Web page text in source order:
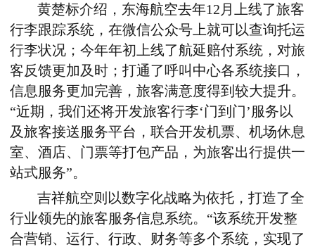
黄楚标介绍，东海航空去年12月上线了旅客
行李跟踪系统，在微信公众号上就可以查询托运
行李状况；今年年初上线了航延赔付系统，对旅
客反馈更加及时；打通了呼叫中心各系统接口，
信息服务更加完善，旅客满意度得到较大提升。
“近期，我们还将开发旅客行李‘门到门’服务以
及旅客接送服务平台，联合开发机票、机场休息
室、酒店、门票等打包产品，为旅客出行提供一
站式服务”。
吉祥航空则以数字化战略为依托，打造了全
行业领先的旅客服务信息系统。“该系统开发整
合营销、运行、行政、财务等多个系统，实现了